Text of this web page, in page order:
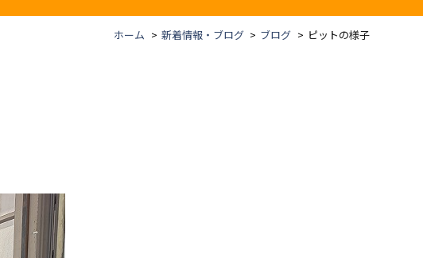
ホーム 新着情報・ブログ ブログ ピットの様子